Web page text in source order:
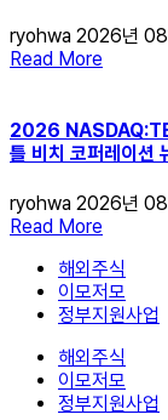
ryohwa 2026년
Read More
2026
틀 비치 코퍼레이션
ryohwa 2026년
Read More
해외주식
이모저모
정부지원사업
해외주식
이모저모
정부지원사업